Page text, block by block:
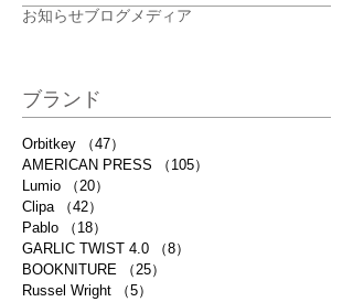
お知らせブログメディア
ブランド
Orbitkey （47）
AMERICAN PRESS
（105）
Lumio
（20）
Clipa
（42）
Pablo
（18）
GARLIC TWIST 4.0
（8）
BOOKNITURE
（25）
Russel Wright
（5）